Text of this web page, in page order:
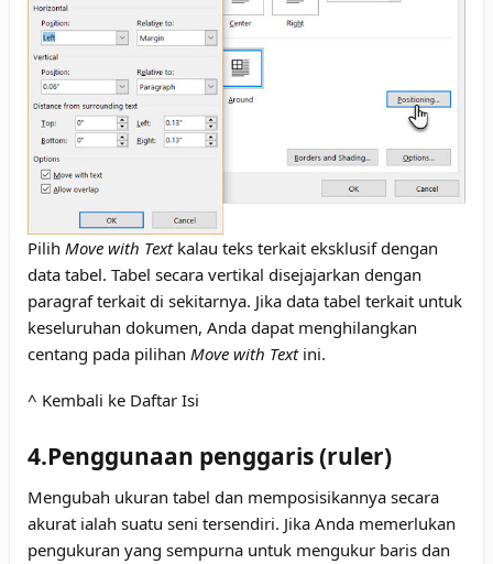
Pilih Move with Text kalau teks terkait eksklusif dengan
data tabel. Tabel secara vertikal disejajarkan dengan
paragraf terkait di sekitarnya. Jika data tabel terkait untuk
keseluruhan dokumen, Anda dapat menghilangkan
centang pada pilihan Move with Text ini.
^ Kembali ke Daftar Isi
4.Penggunaan penggaris (ruler)
Mengubah ukuran tabel dan memposisikannya secara
akurat ialah suatu seni tersendiri. Jika Anda memerlukan
pengukuran yang sempurna untuk mengukur baris dan